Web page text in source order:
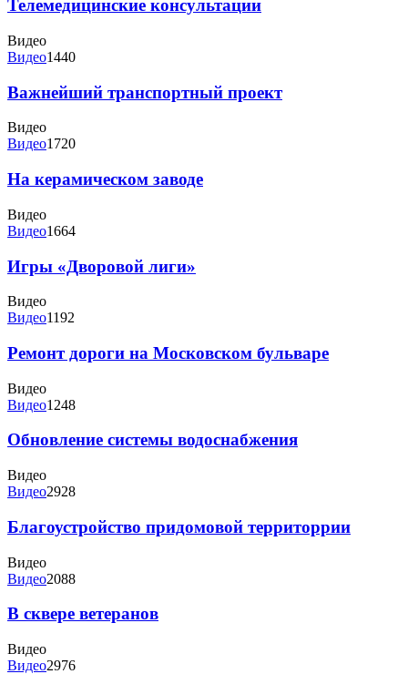
Телемедицинские консультации
Видео
Видео1440
Важнейший транспортный проект
Видео
Видео1720
На керамическом заводе
Видео
Видео1664
Игры «Дворовой лиги»
Видео
Видео1192
Ремонт дороги на Московском бульваре
Видео
Видео1248
Обновление системы водоснабжения
Видео
Видео2928
Благоустройство придомовой территоррии
Видео
Видео2088
В сквере ветеранов
Видео
Видео2976